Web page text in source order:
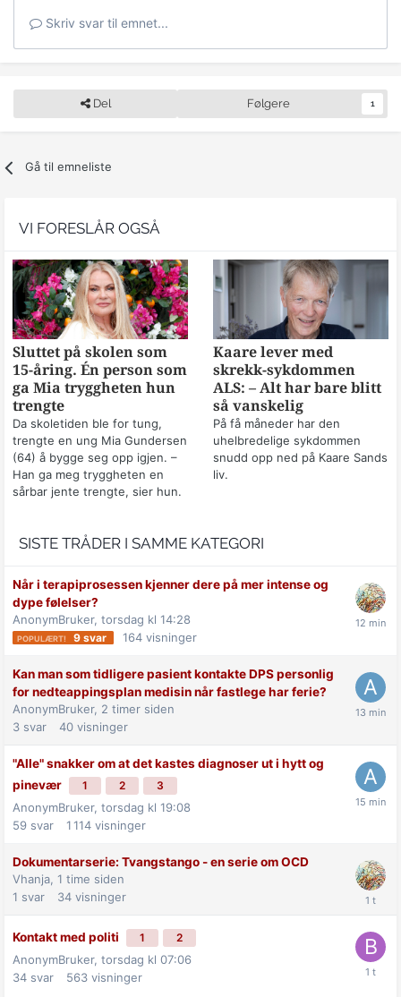
Skriv svar til emnet...
Del Følgere 1
Gå til emneliste
VI FORESLÅR OGSÅ
Sluttet på skolen som
15-åring. Én person som
ga Mia tryggheten hun
trengte
Da skoletiden ble for tung,
trengte en ung Mia Gundersen
(64) å bygge seg opp igjen. –
Han ga meg tryggheten en
sårbar jente trengte, sier hun.
Kaare lever med
skrekk-sykdommen
ALS: – Alt har bare blitt
så vanskelig
På få måneder har den
uhelbredelige sykdommen
snudd opp ned på Kaare Sands
liv.
SISTE TRÅDER I SAMME KATEGORI
Når i terapiprosessen kjenner dere på mer intense og
dype følelser?
AnonymBruker, torsdag kl 14:28
9 svar 164 visninger
Kan man som tidligere pasient kontakte DPS personlig
for nedteappingsplan medisin når fastlege har ferie?
AnonymBruker, 2 timer siden
3 svar 40 visninger
"Alle" snakker om at det kastes diagnoser ut i hytt og
pinevær
1 2 3
AnonymBruker, torsdag kl 19:08
59 svar 1 114 visninger
Dokumentarserie: Tvangstango - en serie om OCD
Vhanja, 1 time siden
1 svar 34 visninger
Kontakt med politi 1 2
AnonymBruker, torsdag kl 07:06
34 svar 563 visninger